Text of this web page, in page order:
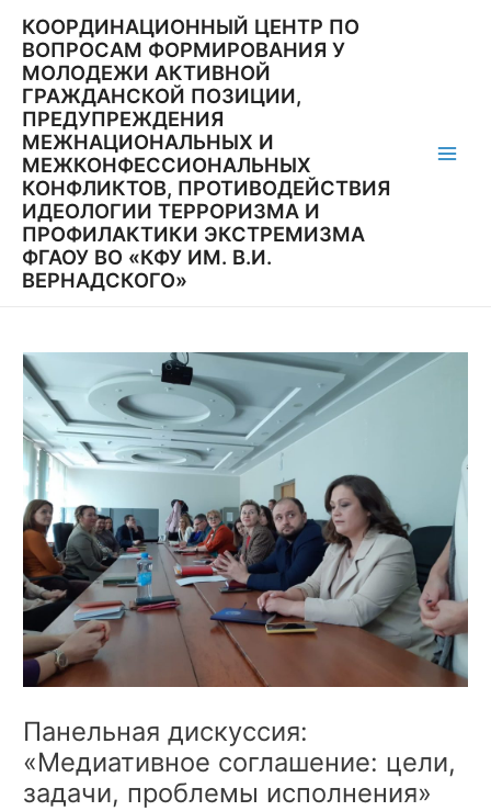
содержимому
КООРДИНАЦИОННЫЙ ЦЕНТР ПО
ВОПРОСАМ ФОРМИРОВАНИЯ У
МОЛОДЕЖИ АКТИВНОЙ
ГРАЖДАНСКОЙ ПОЗИЦИИ,
ПРЕДУПРЕЖДЕНИЯ
МЕЖНАЦИОНАЛЬНЫХ И
МЕЖКОНФЕССИОНАЛЬНЫХ
КОНФЛИКТОВ, ПРОТИВОДЕЙСТВИЯ
ИДЕОЛОГИИ ТЕРРОРИЗМА И
ПРОФИЛАКТИКИ ЭКСТРЕМИЗМА
ФГАОУ ВО «КФУ ИМ. В.И.
ВЕРНАДСКОГО»
Панельная дискуссия:
«Медиативное соглашение: цели,
задачи, проблемы исполнения»